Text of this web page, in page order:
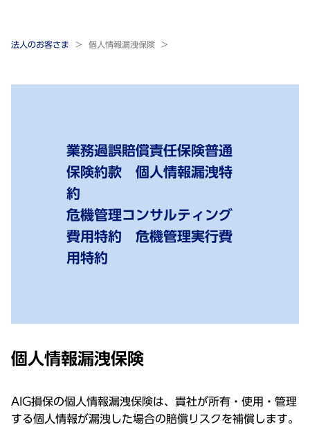
法人のお客さま 個人情報漏洩保険
業務過誤賠償責任保険普通
保険約款 個人情報漏洩特
約
危機管理コンサルティング
費用特約 危機管理実行費
用特約
個人情報漏洩保険
AIG損保の個人情報漏洩保険は、貴社が所有・使用・管理
する個人情報が漏洩した場合の賠償リスクを補償します。